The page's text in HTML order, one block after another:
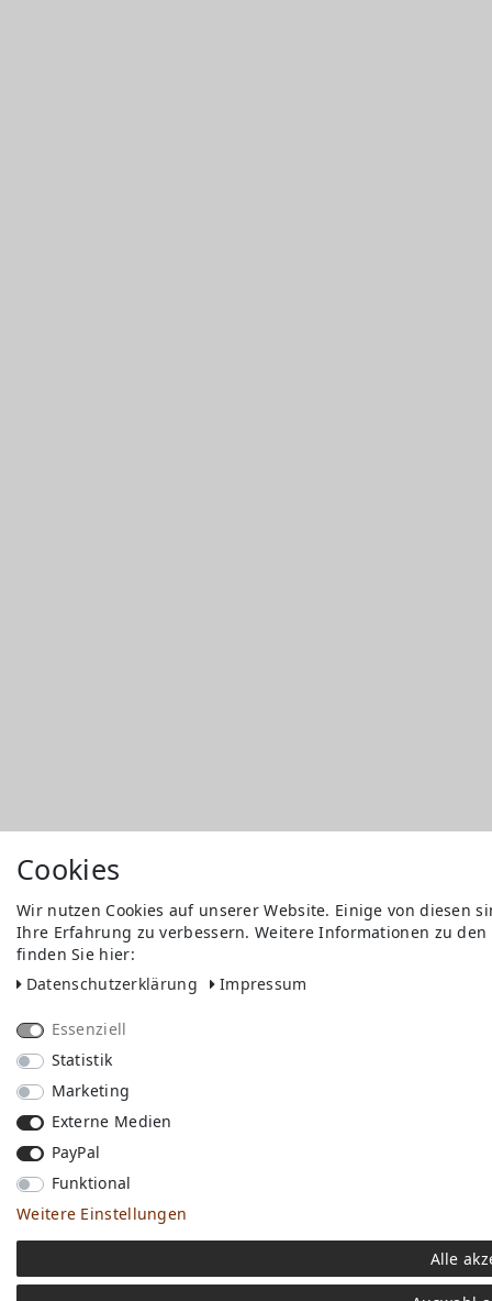
Cookies
Wir nutzen Cookies auf unserer Website. Einige von diesen
Ihre Erfahrung zu verbessern. Weitere Informationen zu
finden Sie hier:
Daten­schutz­erklärung
Impressum
Essenziell
Statistik
Marketing
Externe Medien
PayPal
Funktional
Weitere Einstellungen
Alle